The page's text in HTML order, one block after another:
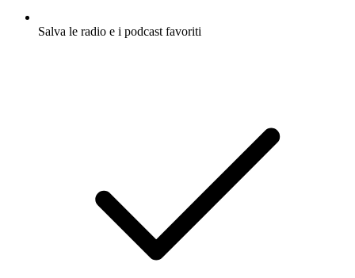
Salva le radio e i podcast favoriti